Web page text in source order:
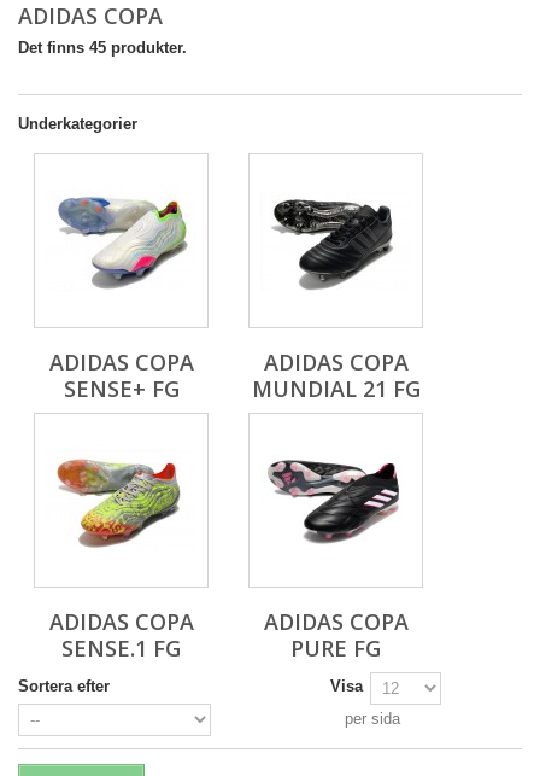
ADIDAS COPA
Det finns 45 produkter.
Underkategorier
ADIDAS COPA
SENSE+ FG
ADIDAS COPA
MUNDIAL 21 FG
ADIDAS COPA
SENSE.1 FG
ADIDAS COPA
PURE FG
Sortera efter
Visa
per sida